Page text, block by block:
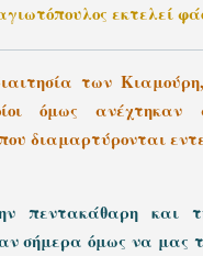
εκτελεί
των
όμως ανέχτηκαν
διαμαρτύρονται
πεντακάθαρη και
σήμερα όμως να μας